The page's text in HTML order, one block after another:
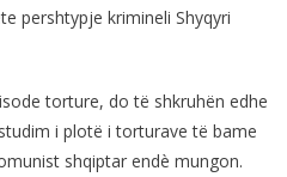
pershtypje krimineli Shyqyri
torture, do të shkruhën edhe
i plotë i torturave të bame
shqiptar endè mungon.